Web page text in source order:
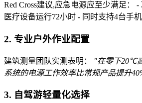
Red Cross建议,应急电源应至少满足：
医疗设备运行72小时 - 同时支持4台手
2. 专业户外作业配置
建筑测量团队实测表明：
"在零下20℃
系统的电源工作效率比常规产品提升
3. 自驾游轻量化选择